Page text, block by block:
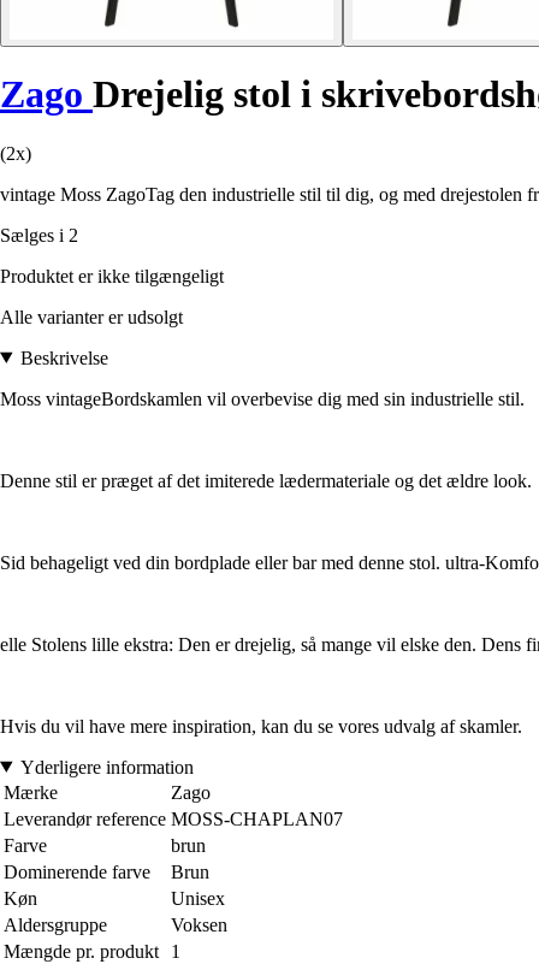
Zago Drejelig stol i
(2x)
vintage Moss ZagoTag den industrielle stil til dig, og med drejestolen
Sælges i 2
Produktet er ikke tilgængeligt
Alle varianter er udsolgt
Beskrivelse
Moss vintageBordskamlen vil overbevise dig med sin industrielle stil.
Denne stil er præget af det imiterede lædermateriale og det ældre look.
Sid behageligt ved din bordplade eller bar med denne stol. ultra-
elle Stolens lille ekstra: Den er drejelig, så mange vil elske den. Dens
Hvis du vil have mere inspiration, kan du se vores udvalg af skamler.
Yderligere information
Mærke
Zago
Leverandør reference MOSS-CHAPLAN07
Farve
brun
Dominerende farve
Brun
Køn
Unisex
Aldersgruppe
Voksen
Mængde pr. produkt
1